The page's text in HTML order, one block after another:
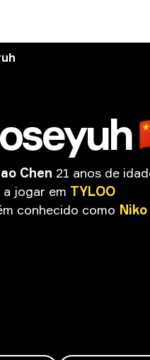
Chen 21 anos de
a jogar em TYLOO
conhecido como Niko